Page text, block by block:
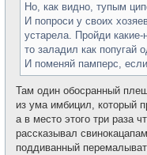
Но, как видно, тупым
И попроси у своих
устарела. Пройди
то заладил как попугай
И поменяй памперс,
Там один обосранный
из ума имбицил, который
а в место этого три раза
рассказывал
поддиванный